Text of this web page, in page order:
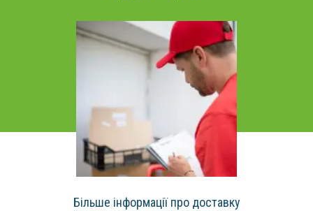
Більше інформації про доставку